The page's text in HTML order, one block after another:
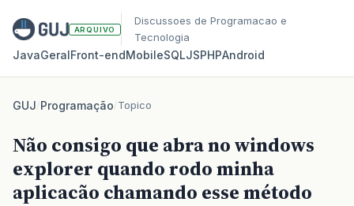
ARQUIVO
Discussoes de Programacao e
Tecnologia
JavaGeralFront‑endMobileSQLJSPHPAndroid
GUJ/Programação/Topico
Não consigo que abra no windows
explorer quando rodo minha
aplicacão chamando esse método